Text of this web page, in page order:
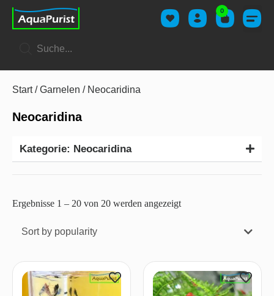
0
Start/Garnelen / Neocaridina
Neocaridina
Kategorie: Neocaridina
Ergebnisse 1 – 20 von 20 werden angezeigt
Sort by popularity